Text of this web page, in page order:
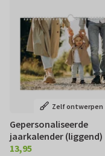
Zelf ontwerpen
Gepersonaliseerde
jaarkalender (liggend)
€ 13,95
13,95